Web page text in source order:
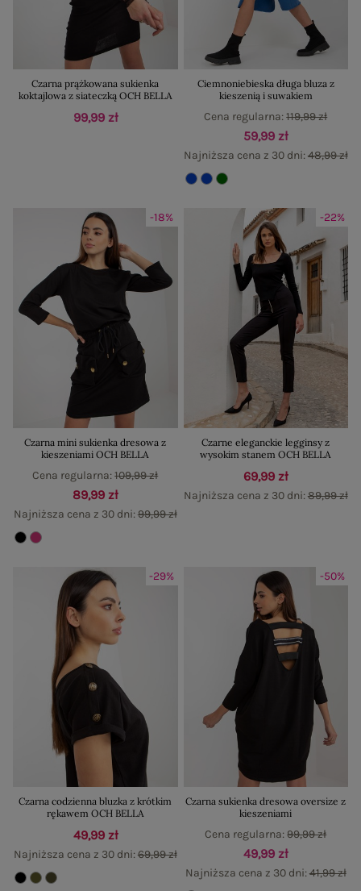
Czarna prążkowana sukienka
koktajlowa z siateczką OCH BELLA
99,99 zł
Ciemnoniebieska długa bluza z
kieszenią i suwakiem
59,99 zł
Najniższa cena z 30 dni:48,99 zł
Cena regularna:119,99 zł
-18%
Czarna mini sukienka dresowa z
kieszeniami OCH BELLA
89,99 zł
Najniższa cena z 30 dni:99,99 zł
Cena regularna:109,99 zł
-22%
Czarne eleganckie legginsy z
wysokim stanem OCH BELLA
69,99 zł
Najniższa cena z 30 dni:89,99 zł
-29%
Czarna codzienna bluzka z krótkim
rękawem OCH BELLA
49,99 zł
Najniższa cena z 30 dni:69,99 zł
-50%
Czarna sukienka dresowa oversize z
kieszeniami
49,99 zł
Najniższa cena z 30 dni:41,99 zł
Cena regularna:99,99 zł